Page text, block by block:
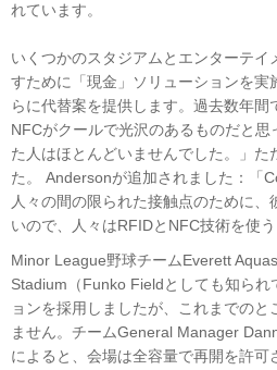
れています。
いくつかのスタジアムとエンターテイ
すために「現金」ソリューションを
らに代替案を提供します。過去数年間
NFCがクールで光沢のあるものだと思
た人はほとんどいませんでした。」た
た。 Andersonが追加されました：「
人々の間の限られた接触点のために
いので、人々はRFIDとNFC技術を使
Minor League野球チームEverett
Stadium（Funko Fieldとしても知られ
ョンを採用しましたが、これまでのと
ません。チームGeneral Manager
によると、会場は全容量で再開を許